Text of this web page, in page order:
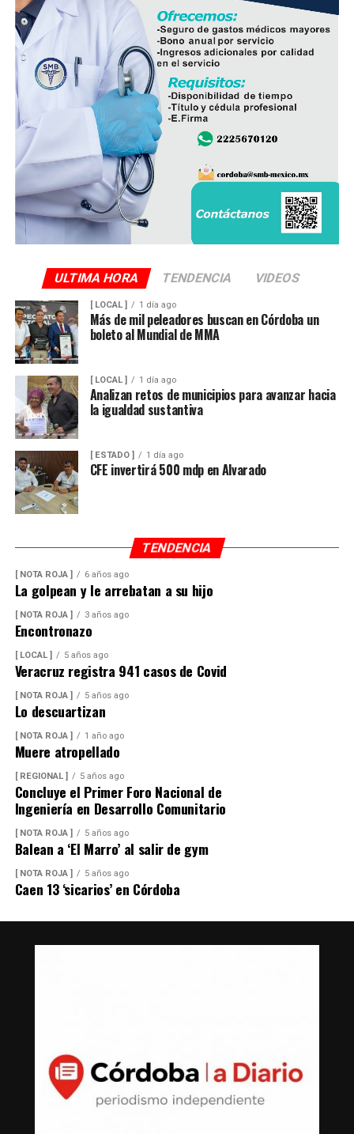
ULTIMA HORA TENDENCIA VIDEOS
[ LOCAL ] 1 día ago
Más de mil peleadores buscan en Córdoba un
boleto al Mundial de MMA
[ LOCAL ] 1 día ago
Analizan retos de municipios para avanzar hacia
la igualdad sustantiva
[ ESTADO ] 1 día ago
CFE invertirá 500 mdp en Alvarado
TENDENCIA
[ NOTA ROJA ] 6 años ago
La golpean y le arrebatan a su hijo
[ NOTA ROJA ] 3 años ago
Encontronazo
[ LOCAL ] 5 años ago
Veracruz registra 941 casos de Covid
[ NOTA ROJA ] 5 años ago
Lo descuartizan
[ NOTA ROJA ] 1 año ago
Muere atropellado
[ REGIONAL ] 5 años ago
Concluye el Primer Foro Nacional de
Ingeniería en Desarrollo Comunitario
[ NOTA ROJA ] 5 años ago
Balean a ‘El Marro’ al salir de gym
[ NOTA ROJA ] 5 años ago
Caen 13 ‘sicarios’ en Córdoba